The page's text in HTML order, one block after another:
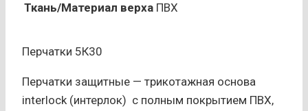
Ткань/Материал верха ПВХ
Перчатки 5К30
Перчатки защитные — трикотажная основа
interlock (интерлок) с полным покрытием ПВХ,